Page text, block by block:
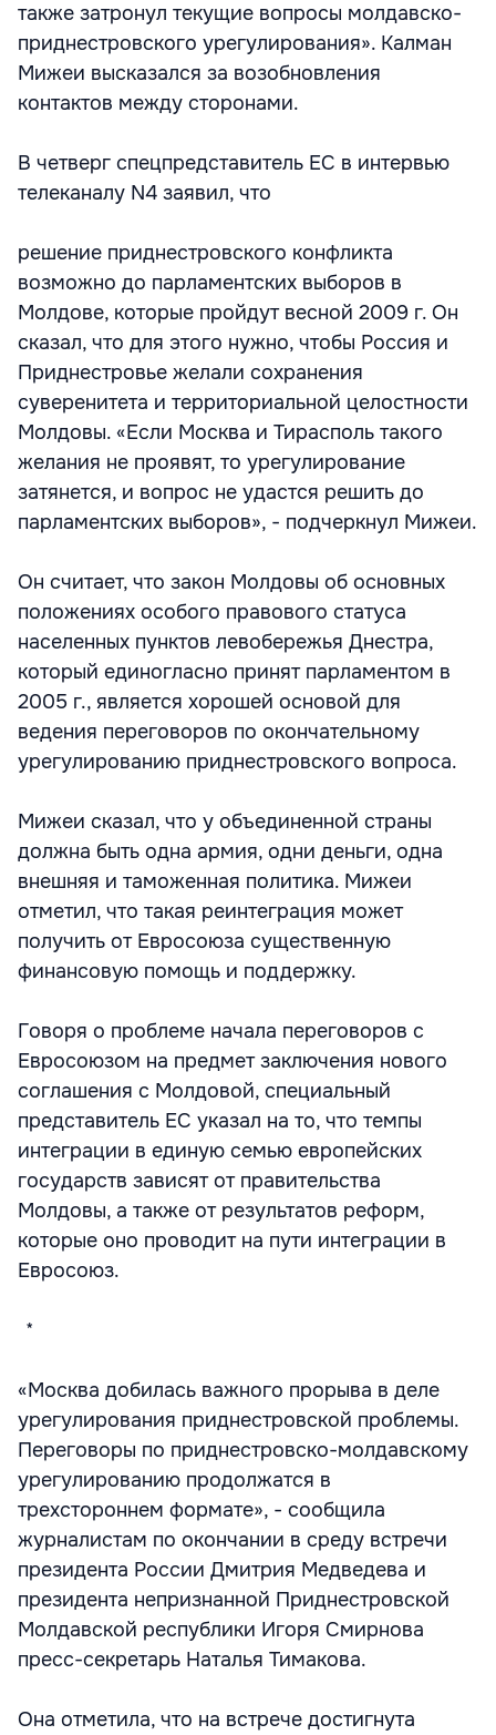
также затронул текущие вопросы молдавско-
приднестровского урегулирования». Калман
Мижеи высказался за возобновления
контактов между сторонами.
В четверг спецпредставитель ЕС в интервью
телеканалу N4 заявил, что
решение приднестровского конфликта
возможно до парламентских выборов в
Молдове, которые пройдут весной 2009 г. Он
сказал, что для этого нужно, чтобы Россия и
Приднестровье желали сохранения
суверенитета и территориальной целостности
Молдовы. «Если Москва и Тирасполь такого
желания не проявят, то урегулирование
затянется, и вопрос не удастся решить до
парламентских выборов», - подчеркнул Мижеи.
Он считает, что закон Молдовы об основных
положениях особого правового статуса
населенных пунктов левобережья Днестра,
который единогласно принят парламентом в
2005 г., является хорошей основой для
ведения переговоров по окончательному
урегулированию приднестровского вопроса.
Мижеи сказал, что у объединенной страны
должна быть одна армия, одни деньги, одна
внешняя и таможенная политика. Мижеи
отметил, что такая реинтеграция может
получить от Евросоюза существенную
финансовую помощь и поддержку.
Говоря о проблеме начала переговоров с
Евросоюзом на предмет заключения нового
соглашения с Молдовой, специальный
представитель ЕС указал на то, что темпы
интеграции в единую семью европейских
государств зависят от правительства
Молдовы, а также от результатов реформ,
которые оно проводит на пути интеграции в
Евросоюз.
* * *
«Москва добилась важного прорыва в деле
урегулирования приднестровской проблемы.
Переговоры по приднестровско-молдавскому
урегулированию продолжатся в
трехстороннем формате», - сообщила
журналистам по окончании в среду встречи
президента России Дмитрия Медведева и
президента непризнанной Приднестровской
Молдавской республики Игоря Смирнова
пресс-секретарь Наталья Тимакова.
Она отметила, что на встрече достигнута